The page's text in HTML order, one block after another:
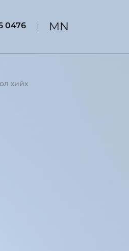
0476 MN
хийх